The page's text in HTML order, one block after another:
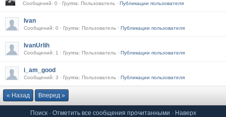
Сообщений: 0 · Группа: Пользователь · Публикации пользователя
Ivan
Сообщений: 0 · Группа: Пользователь · Публикации пользователя
IvanUrlih
Сообщений: 1 · Группа: Пользователь · Публикации пользователя
i_am_good
Сообщений: 3 · Группа: Пользователь · Публикации пользователя
« Назад Вперед »
Поиск· Отметить все сообщения прочитанными · Наверх